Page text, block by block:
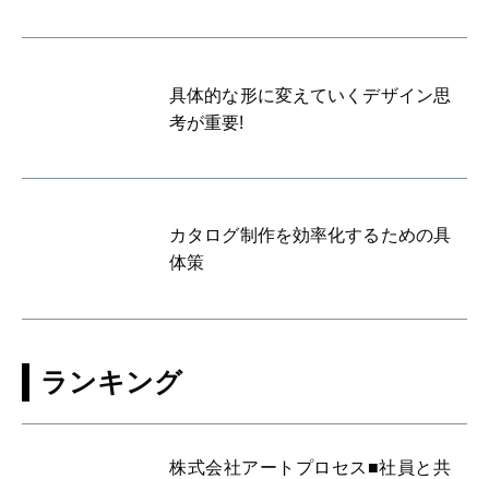
具体的な形に変えていくデザイン思
考が重要!
カタログ制作を効率化するための具
体策
ランキング
株式会社アートプロセス■社員と共